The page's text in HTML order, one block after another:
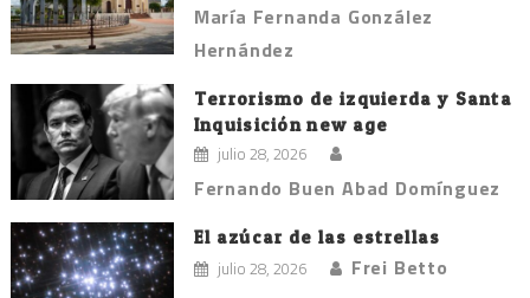
María Fernanda González
Hernández
Terrorismo de izquierda y Santa
Inquisición new age
julio 28, 2026
Fernando Buen Abad Domínguez
El azúcar de las estrellas
julio 28, 2026 Frei Betto